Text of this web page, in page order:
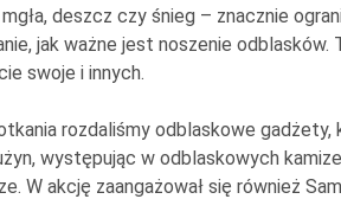
deszcz czy śnieg – znacznie
jak ważne jest noszenie
swoje i innych.
rozdaliśmy odblaskowe gadżety,
występując w odblaskowych
W akcję zaangażował się również